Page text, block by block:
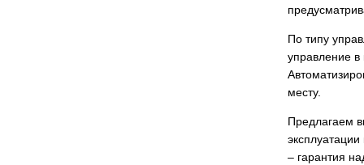
По типу
управление в
месту.
Предлагаем
– гарантия